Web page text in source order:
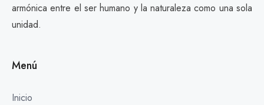
armónica entre el ser humano y la naturaleza como una sola
unidad.
Menú
Inicio